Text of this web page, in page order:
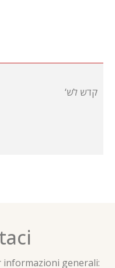
‘קדש לש
informazioni generali: